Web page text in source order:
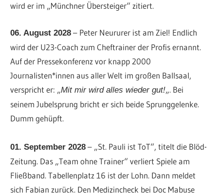
wird er im „Münchner Übersteiger“ zitiert.
06. August 2028 – Peter Neururer ist am Ziel! Endlich
wird der U23-Coach zum Cheftrainer der Profis ernannt.
Auf der Pressekonferenz vor knapp 2000
Journalisten*innen aus aller Welt im großen Ballsaal,
verspricht er: „Mit mir wird alles wieder gut!„. Bei
seinem Jubelsprung bricht er sich beide Sprunggelenke.
Dumm gehüpft.
01. September 2028 – „St. Pauli ist ToT“, titelt die Blöd-
Zeitung. Das „Team ohne Trainer“ verliert Spiele am
Fließband. Tabellenplatz 16 ist der Lohn. Dann meldet
sich Fabian zurück. Den Medizincheck bei Doc Mabuse